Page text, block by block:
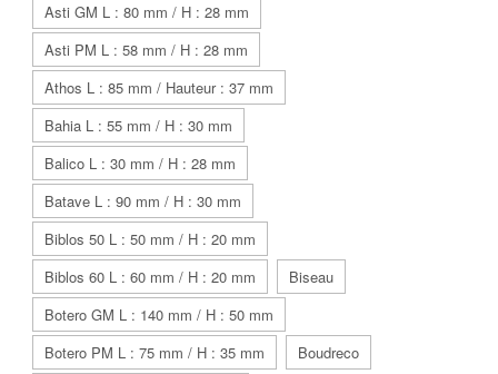
Asti GM L : 80 mm / H : 28 mm
Asti PM L : 58 mm / H : 28 mm
Athos L : 85 mm / Hauteur : 37 mm
Bahia L : 55 mm / H : 30 mm
Balico L : 30 mm / H : 28 mm
Batave L : 90 mm / H : 30 mm
Biblos 50 L : 50 mm / H : 20 mm
Biblos 60 L : 60 mm / H : 20 mm
Biseau
Botero GM L : 140 mm / H : 50 mm
Botero PM L : 75 mm / H : 35 mm
Boudreco